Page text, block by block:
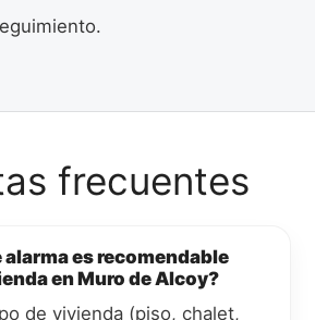
frecuentes
alarma es recomendable
en Muro de Alcoy?
de vivienda (piso, chalet,